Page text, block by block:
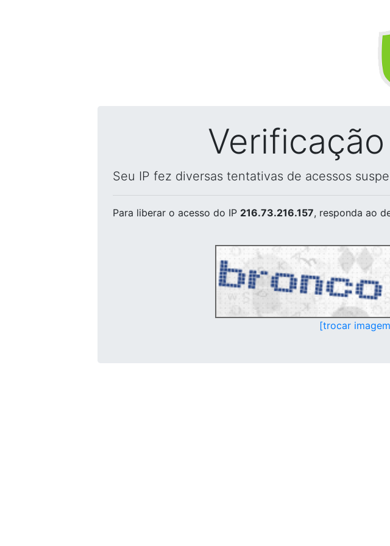
Seu IP fez diversas tentativas de acessos
Para liberar o acesso do IP 216.73.216.157, responda ao
[trocar